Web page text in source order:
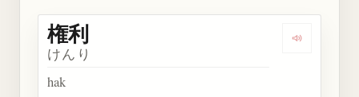
Dengarkan
権利
けんり
hak